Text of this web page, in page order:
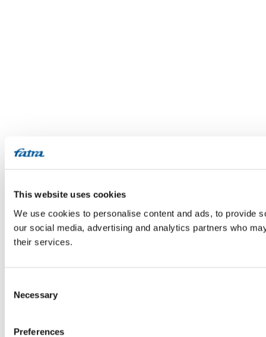
This website uses cookies
We use cookies to personalise content and ads, to provide
our social media, advertising and analytics partners who
their services.
Selection
Necessary
Preferences